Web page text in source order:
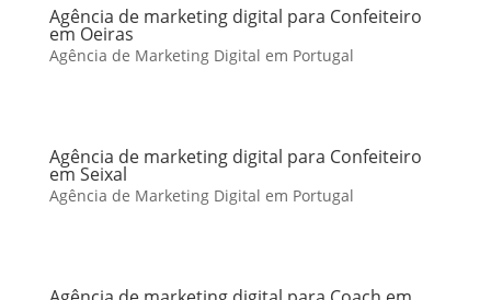
Agência de marketing digital para Confeiteiro
em Oeiras
Agência de Marketing Digital em Portugal
Agência de marketing digital para Confeiteiro
em Seixal
Agência de Marketing Digital em Portugal